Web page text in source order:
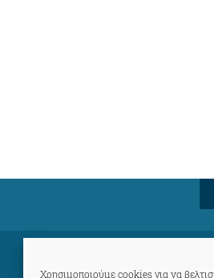
Χρησιμοποιούμε cookies για να